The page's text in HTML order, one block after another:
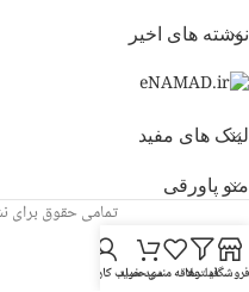
نوشته های اخیر
لینک های مفید
منو پاورقی
تمامی حقوق برای
فروشگاهفیلترهاعلاقه مندیسبد خرید
حساب کاربری من